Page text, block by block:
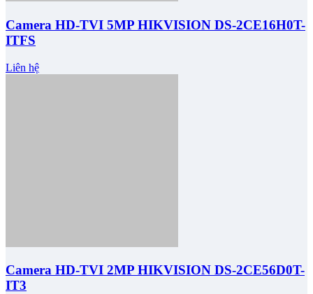
Camera HD-TVI 5MP HIKVISION DS-2CE16H0T-
ITFS
Liên hệ
Camera HD-TVI 2MP HIKVISION DS-2CE56D0T-
IT3